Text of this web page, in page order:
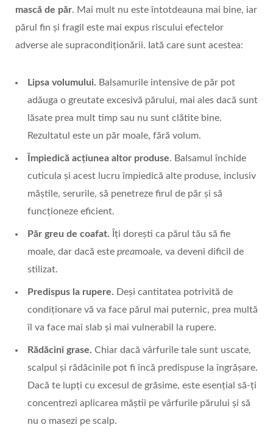
mască de păr. Mai mult nu este întotdeauna mai bine, iar
părul fin și fragil este mai expus riscului efectelor
adverse ale supracondiționării. Iată care sunt acestea:
Lipsa volumului. Balsamurile intensive de păr pot
adăuga o greutate excesivă părului, mai ales dacă sunt
lăsate prea mult timp sau nu sunt clătite bine.
Rezultatul este un păr moale, fără volum.
Împiedică acțiunea altor produse. Balsamul închide
cuticula și acest lucru împiedică alte produse, inclusiv
măștile, serurile, să penetreze firul de păr și să
funcționeze eficient.
Păr greu de coafat. Îți dorești ca părul tău să fie
moale, dar dacă este preamoale, va deveni dificil de
stilizat.
Predispus la rupere. Deși cantitatea potrivită de
condiționare vă va face părul mai puternic, prea multă
îl va face mai slab și mai vulnerabil la rupere.
Rădăcini grase. Chiar dacă vârfurile tale sunt uscate,
scalpul și rădăcinile pot fi încă predispuse la îngrășare.
Dacă te lupți cu excesul de grăsime, este esențial să-ți
concentrezi aplicarea măștii pe vârfurile părului și să
nu o masezi pe scalp.